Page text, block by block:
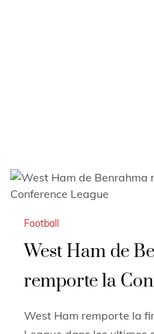
Football
West Ham de
remporte la
West Ham remporte la